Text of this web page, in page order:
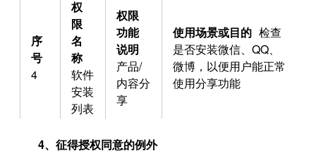
4
软件
安装
列表
产品/
内容分
享
检查
是否安装微信、QQ、
微博，以便用户能正常
使用分享功能
4、征得授权同意的例外